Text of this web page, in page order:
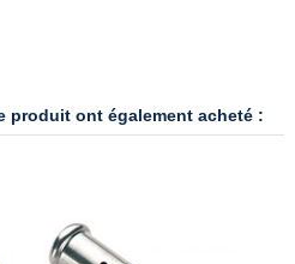
produit ont également acheté :